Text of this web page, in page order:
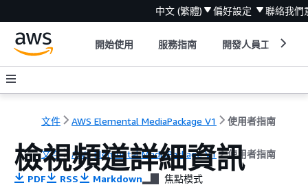
中文 (繁體) 偏好設定 聯絡我們
開始使用 服務指南 開發人員工具
文件 AWS Elemental MediaPackage V1 使用者指南
文件 AWS Elemental MediaPackage V1 使用者指南
檢視頻道詳細資訊
PDF RSS Markdown 焦點模式